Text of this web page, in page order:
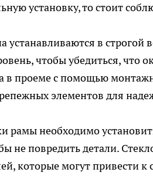
установку, то стоит
устанавливаются в строгой
чтобы убедиться,
в проеме с помощью
элементов для
рамы необходимо
не повредить детали.
которые могут привести к